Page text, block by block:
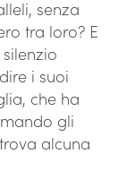
senza
tra loro? E
i suoi
che ha
gli
alcuna